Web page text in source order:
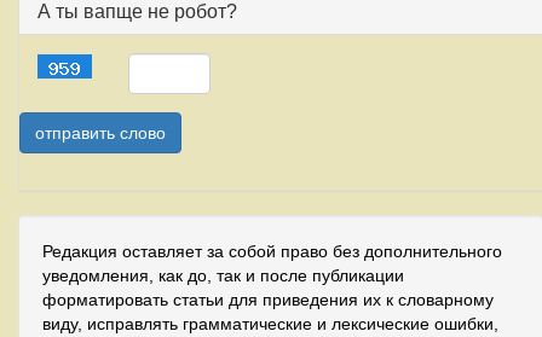
А ты вапще не робот?
Редакция оставляет за собой право без дополнительного
уведомления, как до, так и после публикации
форматировать статьи для приведения их к словарному
виду, исправлять грамматические и лексические ошибки,